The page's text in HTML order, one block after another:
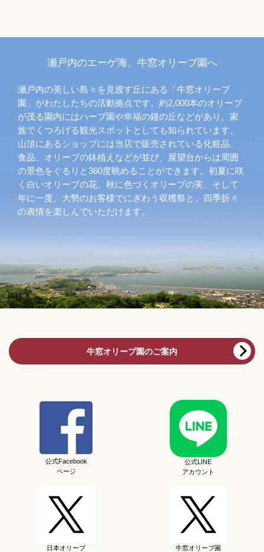
瀬戸内のエーゲ海、牛窓オリーブ園へ
瀬戸内の美しい島々を見渡す丘にある「牛窓オリーブ
園」がわたしたちの活動拠点です。約2,000本のオリーブ
が茂る園内にはハーブ園や幸福の鐘の丘などがあり、家
族でくつろげる観光スポットとしても知られています。
山頂にあるショップには当店で販売されている化粧品、
食品、オリーブの鉢植えなどが並び、展望台からは周囲
の景色をぐるりと360度眺めることができます。初夏に咲
く白いオリーブの花、秋に色づくオリーブの実、そして
年に一度、大勢のお客様でにぎわう収穫祭と、四季折々
の表情を楽しんでいただけます。
牛窓オリーブ園のご案内
公式Facebook
ページ
公式LINE
アカウント
日本オリーブ
牛窓オリーブ園